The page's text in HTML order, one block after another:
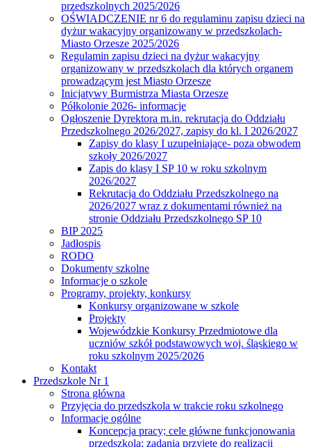
przedszkolnych 2025/2026
OŚWIADCZENIE nr 6 do regulaminu zapisu dzieci na
dyżur wakacyjny organizowany w przedszkolach-
Miasto Orzesze 2025/2026
Regulamin zapisu dzieci na dyżur wakacyjny
organizowany w przedszkolach dla których organem
prowadzącym jest Miasto Orzesze
Inicjatywy Burmistrza Miasta Orzesze
Półkolonie 2026- informacje
Ogłoszenie Dyrektora m.in. rekrutacja do Oddziału
Przedszkolnego 2026/2027, zapisy do kl. I 2026/2027
Zapisy do klasy I uzupełniające- poza obwodem
szkoły 2026/2027
Zapis do klasy I SP 10 w roku szkolnym
2026/2027
Rekrutacja do Oddziału Przedszkolnego na
2026/2027 wraz z dokumentami również na
stronie Oddziału Przedszkolnego SP 10
BIP 2025
Jadłospis
RODO
Dokumenty szkolne
Informacje o szkole
Programy, projekty, konkursy
Konkursy organizowane w szkole
Projekty
Wojewódzkie Konkursy Przedmiotowe dla
uczniów szkół podstawowych woj. śląskiego w
roku szkolnym 2025/2026
Kontakt
Przedszkole Nr 1
Strona główna
Przyjęcia do przedszkola w trakcie roku szkolnego
Informacje ogólne
Koncepcja pracy; cele główne funkcjonowania
przedszkola; zadania przyjęte do realizacji